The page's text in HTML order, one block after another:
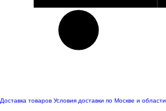
Доставка товаров Условия доставки по Москве и области